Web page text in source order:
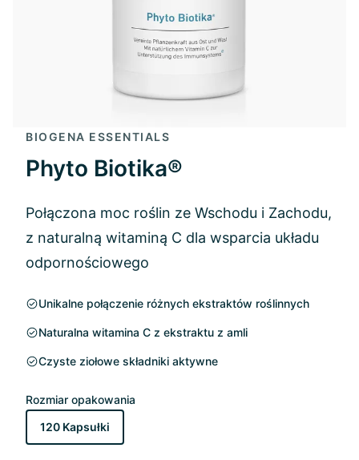
BIOGENA ESSENTIALS
Phyto Biotika®
Połączona moc roślin ze Wschodu i Zachodu,
z naturalną witaminą C dla wsparcia układu
odpornościowego
Unikalne połączenie różnych ekstraktów roślinnych
Naturalna witamina C z ekstraktu z amli
Czyste ziołowe składniki aktywne
Rozmiar opakowania
120 Kapsułki